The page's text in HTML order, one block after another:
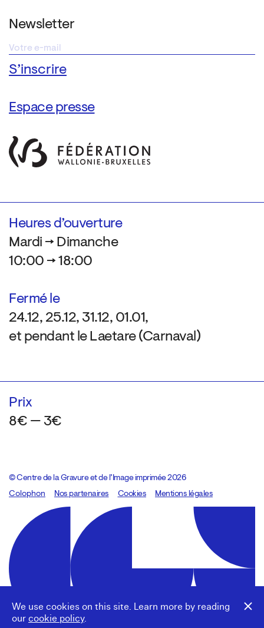
We use cookies on this site. Learn more by reading
our cookie policy.
Newsletter
Espace presse
Heures d’ouverture
Mardi → Dimanche
10:00 → 18:00
Fermé le
24.12, 25.12, 31.12, 01.01,
et pendant le Laetare (Carnaval)
Prix
8€ — 3€
© Centre de la Gravure et de l’Image imprimée 2026
Colophon
Design:Marcel Kaczmarek, code:8080.studio
Nos partenaires Cookies Mentions légales